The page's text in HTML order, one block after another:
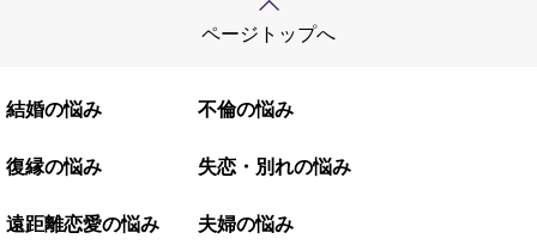
ページトップへ
結婚の悩み 不倫の悩み
復縁の悩み 失恋・別れの悩み
遠距離恋愛の悩み 夫婦の悩み